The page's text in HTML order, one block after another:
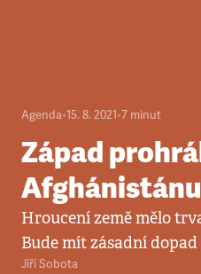
Agenda•15. 8. 2021•7 minut
Západ
Afghánistánu
Hroucení země mělo
Bude mít zásadní
Jiří Sobota